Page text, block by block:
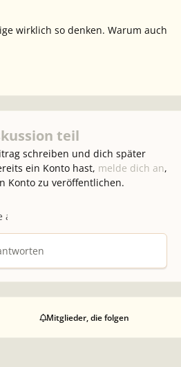
wirklich so denken. Warum auch
teil
schreiben und dich später
ein Konto hast, melde dich an,
Konto zu veröffentlichen.
Mitglieder, die folgen